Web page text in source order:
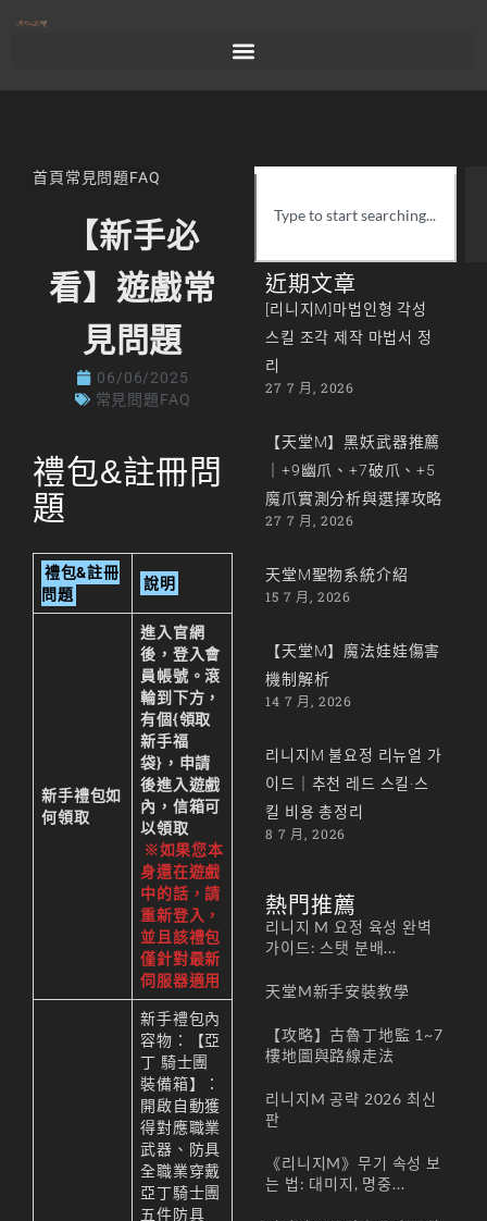
首頁常見問題FAQ
【新手必
看】遊戲常
見問題
06/06/2025
常見問題FAQ
禮包&註冊問
題
禮包&註冊
問題
說明
新手禮包如
何領取
進入 官網
後，登入會
員帳號。滾
輪到下方，
有個{領取
新手福
袋}，申請
後進入遊戲
內，信箱可
以領取
※如果您本
身還在遊戲
中的話，請
重新登入，
並且該禮包
僅針對最新
伺服器適用
新手禮包內
容物：【亞
丁 騎士團
裝備箱】：
開啟自動獲
得對應職業
武器、防具
全職業穿戴
亞丁騎士團
五件防具
近期文章
[리니지M]마법인형 각성
스킬 조각 제작 마법서 정
리
27 7 月, 2026
【天堂M】黑妖武器推薦
｜+9幽爪、+7破爪、+5
魔爪實測分析與選擇攻略
27 7 月, 2026
天堂M聖物系統介紹
15 7 月, 2026
【天堂M】魔法娃娃傷害
機制解析
14 7 月, 2026
리니지M 불요정 리뉴얼 가
이드｜추천 레드 스킬·스
킬 비용 총정리
8 7 月, 2026
熱門推薦
리니지 M 요정 육성 완벽
가이드: 스탯 분배...
天堂M新手安裝教學
【攻略】古魯丁地監 1~7
樓地圖與路線走法
리니지M 공략 2026 최신
판
《리니지M》무기 속성 보
는 법: 대미지, 명중...